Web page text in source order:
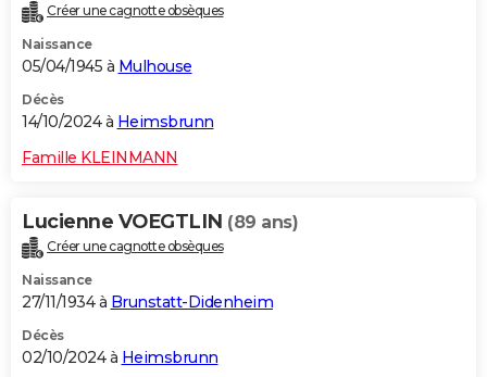
Créer une cagnotte obsèques
Naissance
05/04/1945 à Mulhouse
Décès
14/10/2024 à Heimsbrunn
Famille KLEINMANN
Lucienne VOEGTLIN (89 ans)
Créer une cagnotte obsèques
Naissance
27/11/1934 à Brunstatt-Didenheim
Décès
02/10/2024 à Heimsbrunn